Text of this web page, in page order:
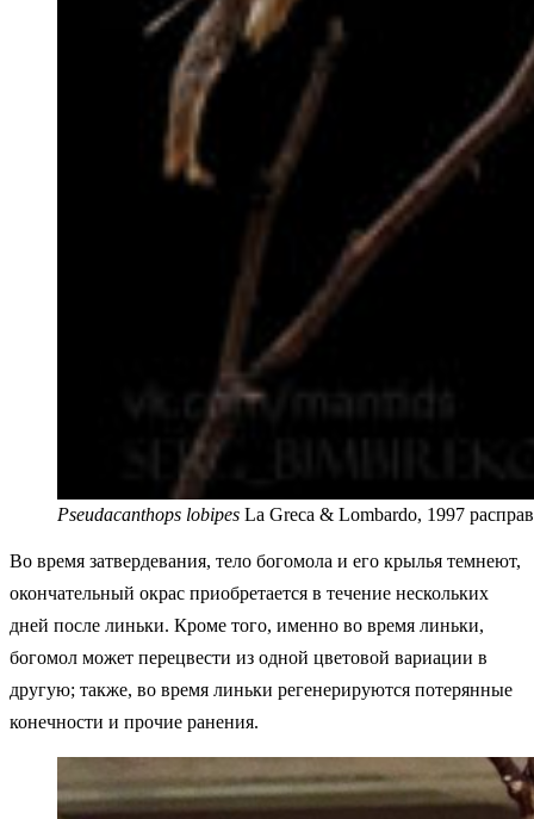
Pseudacanthops lobipes La Greca & Lombardo, 1997
Во время затвердевания, тело богомола и его крылья темнеют,
окончательный окрас приобретается в течение нескольких
дней после линьки. Кроме того, именно во время линьки,
богомол может перецвести из одной цветовой вариации в
другую; также, во время линьки регенерируются потерянные
конечности и прочие ранения.